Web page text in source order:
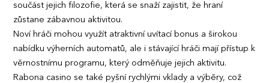
součást jejich filozofie, která se snaží zajistit, že hraní
zůstane zábavnou aktivitou.
Noví hráči mohou využít atraktivní uvítací bonus a širokou
nabídku výherních automatů, ale i stávající hráči mají přístup k
věrnostnímu programu, který odměňuje jejich aktivitu.
Rabona casino se také pyšní rychlými vklady a výběry, což